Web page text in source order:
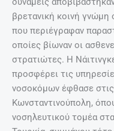
βρετανική κοινή
που περιέγραφαν
οποίες βίωναν οι
στρατιώτες. Η
προσφέρει τις
νοσοκόμων έφθασε
Κωνσταντινούπολη,
νοσηλευτικού τομέα